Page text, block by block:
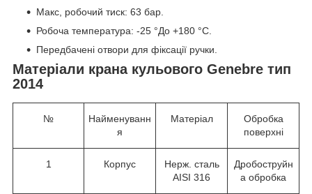
Макс, робочий тиск: 63 бар.
Робоча температура: -25 °До +180 °С.
Передбачені отвори для фіксації ручки.
Матеріали крана кульового Genebre тип
2014
№
Найменуванн
я
Матеріал
Обробка
поверхні
1 Корпус
Нерж. сталь
AISI 316
Дробоструйн
а обробка